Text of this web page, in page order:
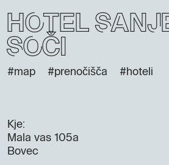
Hotel
Soči
#map #prenočišča #hoteli
Kje:
Mala vas 105a
Bovec